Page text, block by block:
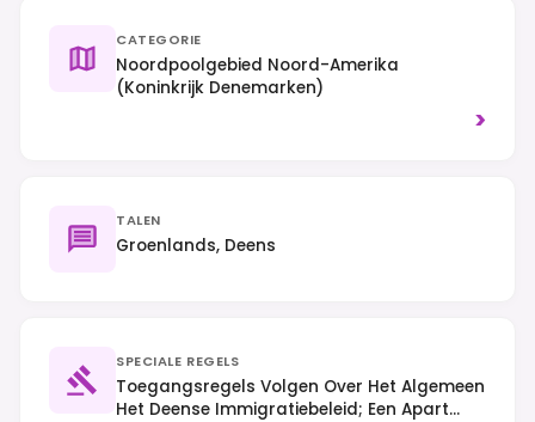
CATEGORIE
Noordpoolgebied Noord-Amerika
(Koninkrijk Denemarken)
>
TALEN
Groenlands, Deens
SPECIALE REGELS
Toegangsregels Volgen Over Het Algemeen
Het Deense Immigratiebeleid; Een Apart